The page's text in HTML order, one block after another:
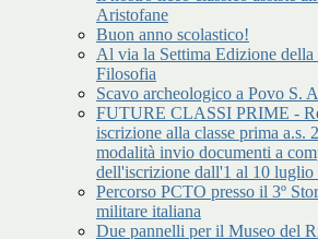
Aristofane
Buon anno scolastico!
Al via la Settima Edizione della
Filosofia
Scavo archeologico a Povo S.
FUTURE CLASSI PRIME -
iscrizione alla classe prima a.s.
modalità invio documenti a
dell'iscrizione dall'1 al 10 luglio
Percorso PCTO presso il 3º
militare italiana
Due pannelli per il Museo del